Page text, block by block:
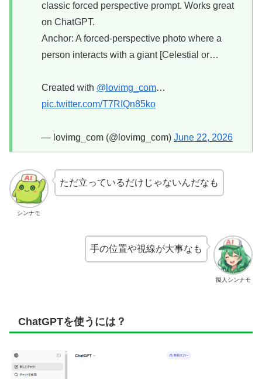
classic forced perspective prompt. Works great
on ChatGPT.
Anchor: A forced-perspective photo where a
person interacts with a giant [Celestial or…
Created with @lovimg_com…
pic.twitter.com/T7RIQn85ko
— lovimg_com (@lovimg_com) June 22, 2026
シンナモ
ただ立っているだけじゃないんだなも
擬人シンナモ
手の位置や視線が大事なも
ChatGPTを使うには？